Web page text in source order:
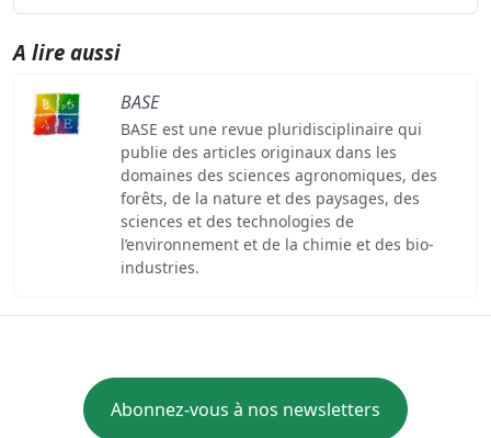
A lire aussi
BASE
BASE est une revue pluridisciplinaire qui
publie des articles originaux dans les
domaines des sciences agronomiques, des
forêts, de la nature et des paysages, des
sciences et des technologies de
l’environnement et de la chimie et des bio-
industries.
Abonnez-vous à nos newsletters